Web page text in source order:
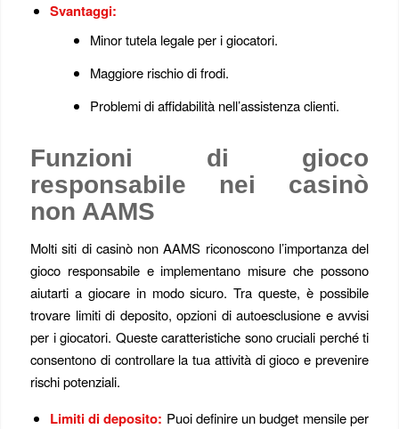
Svantaggi:
Minor tutela legale per i giocatori.
Maggiore rischio di frodi.
Problemi di affidabilità nell’assistenza clienti.
Funzioni di gioco
responsabile nei casinò
non AAMS
Molti siti di casinò non AAMS riconoscono l’importanza del
gioco responsabile e implementano misure che possono
aiutarti a giocare in modo sicuro. Tra queste, è possibile
trovare limiti di deposito, opzioni di autoesclusione e avvisi
per i giocatori. Queste caratteristiche sono cruciali perché ti
consentono di controllare la tua attività di gioco e prevenire
rischi potenziali.
Limiti di deposito: Puoi definire un budget mensile per